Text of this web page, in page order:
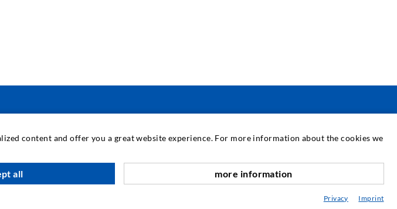
SERVIZIO
Mediateca
Consulenza / Pianificazione / Esecuzione
content and offer you a great website experience. For more information about the cookies we
all more information
Privacy Imprint